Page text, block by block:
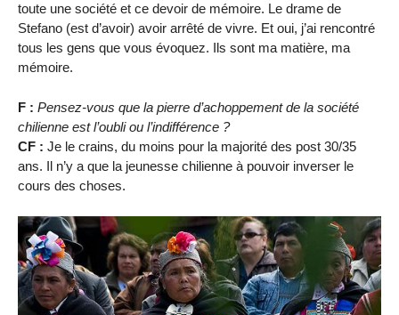
toute une société et ce devoir de mémoire. Le drame de
Stefano (est d’avoir) avoir arrêté de vivre. Et oui, j’ai rencontré
tous les gens que vous évoquez. Ils sont ma matière, ma
mémoire.
F : Pensez-vous que la pierre d’achoppement de la société
chilienne est l’oubli ou l’indifférence ?
CF : Je le crains, du moins pour la majorité des post 30/35
ans. Il n’y a que la jeunesse chilienne à pouvoir inverser le
cours des choses.